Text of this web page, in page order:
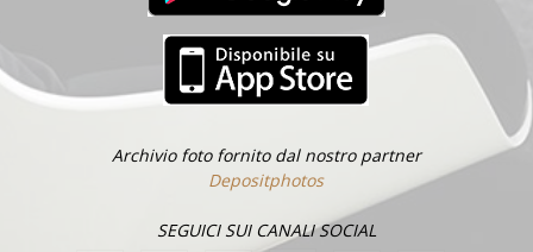
Archivio foto fornito dal nostro partner
Depositphotos
SEGUICI SUI CANALI SOCIAL